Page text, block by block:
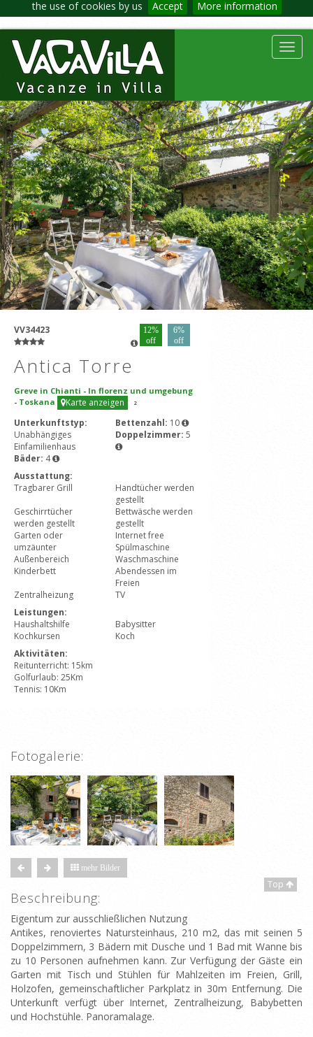
the use of cookies by us Accept More information
VV34423
12%
off
6%
off
Antica Torre
Greve in Chianti - In florenz und umgebung
- Toskana Karte anzeigen 2
Unterkunftstyp:
Unabhängiges
Einfamilienhaus
Bettenzahl: 10
Doppelzimmer: 5
Bäder: 4
Ausstattung:
Tragbarer Grill
Handtücher werden
gestellt
Geschirrtücher
werden gestellt
Bettwäsche werden
gestellt
Garten oder
umzäunter
Außenbereich
Internet free
Spülmaschine
Waschmaschine
Kinderbett
Abendessen im
Freien
Zentralheizung
TV
Leistungen:
Haushaltshilfe
Babysitter
Kochkursen
Koch
Aktivitäten:
Reitunterricht: 15km
Golfurlaub: 25Km
Tennis: 10Km
Fotogalerie:
mehr Bilder
Top
Beschreibung:
Eigentum zur ausschließlichen Nutzung
Antikes, renoviertes Natursteinhaus, 210 m2, das mit seinen 5
Doppelzimmern, 3 Bädern mit Dusche und 1 Bad mit Wanne bis
zu 10 Personen aufnehmen kann. Zur Verfügung der Gäste ein
Garten mit Tisch und Stühlen für Mahlzeiten im Freien, Grill,
Holzofen, gemeinschaftlicher Parkplatz in 30m Entfernung. Die
Unterkunft verfügt über Internet, Zentralheizung, Babybetten
und Hochstühle. Panoramalage.